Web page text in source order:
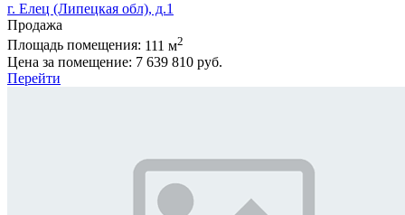
г. Елец (Липецкая обл), д.1
Продажа
Площадь помещения: 111 м2
Цена за помещение: 7 639 810 руб.
Перейти